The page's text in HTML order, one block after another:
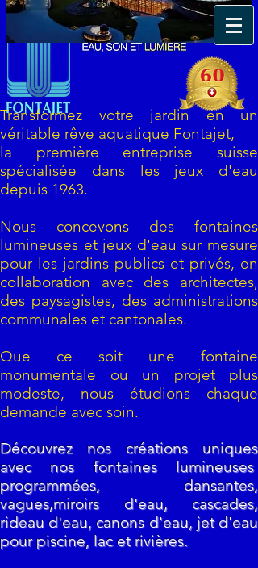
Transformez votre jardin en un
véritable rêve aquatique Fontajet,
la première entreprise suisse
spécialisée dans les jeux d'eau
depuis 1963.
Nous concevons des fontaines
lumineuses et jeux d'eau sur mesure
pour les jardins publics et privés, en
collaboration avec des architectes,
des paysagistes, des administrations
communales et cantonales.
Que ce soit une fontaine
monumentale ou un projet plus
modeste, nous étudions chaque
demande avec soin.
Découvrez nos créations uniques
avec nos fontaines lumineuses
programmées, dansantes,
vagues,miroirs d'eau, cascades,
rideau d'eau, canons d'eau, jet d'eau
pour piscine, lac et rivières.